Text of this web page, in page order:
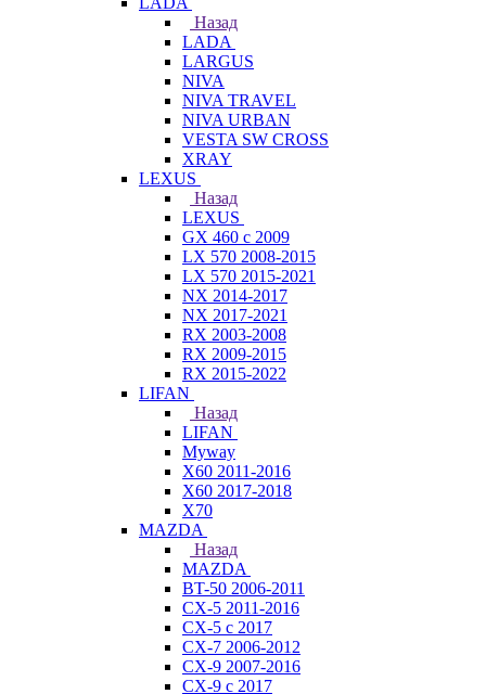
Назад
LADA
LARGUS
NIVA
NIVA TRAVEL
NIVA URBAN
VESTA SW CROSS
XRAY
LEXUS
Назад
LEXUS
GX 460 с 2009
LX 570 2008-2015
LX 570 2015-2021
NX 2014-2017
NX 2017-2021
RX 2003-2008
RX 2009-2015
RX 2015-2022
LIFAN
Назад
LIFAN
Myway
X60 2011-2016
X60 2017-2018
X70
MAZDA
Назад
MAZDA
BT-50 2006-2011
CX-5 2011-2016
CX-5 с 2017
CX-7 2006-2012
CX-9 2007-2016
CX-9 с 2017